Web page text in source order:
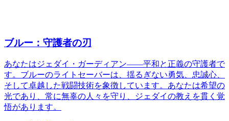
ブルー：守護者の刃
あなたはジェダイ・ガーディアン——平和と正義の守護者で
す。ブルーのライトセーバーは、揺るぎない勇気、忠誠心、
そして卓越した戦闘技術を象徴しています。あなたは希望の
光であり、常に無辜の人々を守り、ジェダイの教えを貫く覚
悟があります。